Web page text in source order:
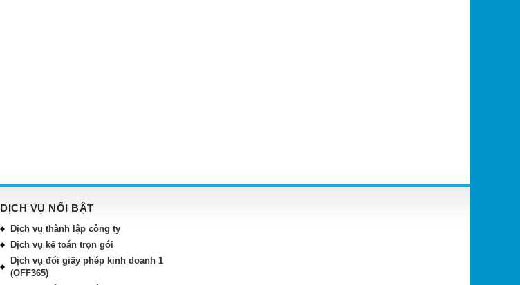
DỊCH VỤ NỔI BẬT
Dịch vụ thành lập công ty
Dịch vụ kế toán trọn gói
Dịch vụ đổi giấy phép kinh doanh 1
(OFF365)